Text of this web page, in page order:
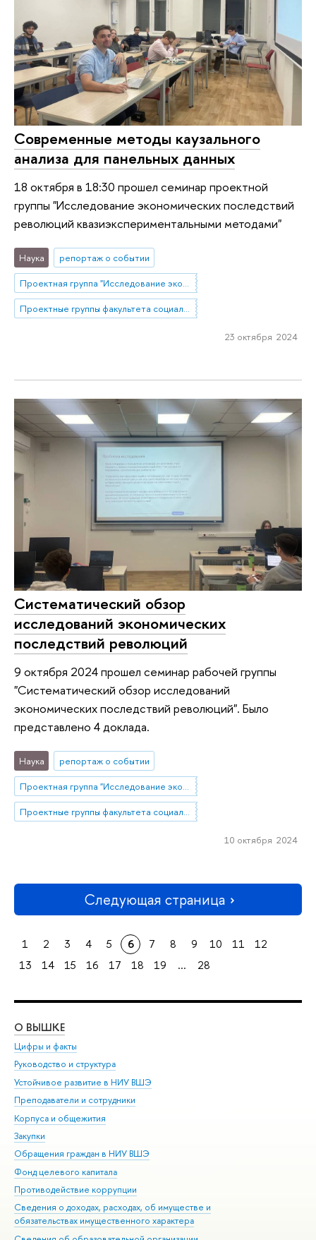
Современные методы каузального
анализа для панельных данных
18 октября в 18:30 прошел семинар проектной
группы "Исследование экономических последствий
революций квазиэкспериментальными методами"
Наука
репортаж о событии
Проектная группа "Исследование экономических последствий революций квазиэкспериментальными методами"
Проектные группы факультета социальных наук
23 октября 2024
Систематический обзор
исследований экономических
последствий революций
9 октября 2024 прошел семинар рабочей группы
"Систематический обзор исследований
экономических последствий революций". Было
представлено 4 доклада.
Наука
репортаж о событии
Проектная группа "Исследование экономических последствий революций квазиэкспериментальными методами"
Проектные группы факультета социальных наук
10 октября 2024
Следующая страница
1 2 3 4 5 6 7 8 9 10 11
12
13
14 15 16 17 18 19 ... 28
О ВЫШКЕ
Цифры и факты
Руководство и структура
Устойчивое развитие в НИУ ВШЭ
Преподаватели и сотрудники
Корпуса и общежития
Закупки
Обращения граждан в НИУ ВШЭ
Фонд целевого капитала
Противодействие коррупции
Сведения о доходах, расходах, об имуществе и
обязательствах имущественного характера